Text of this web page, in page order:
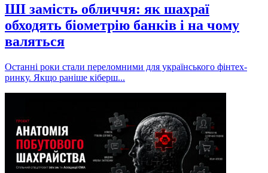
ШІ замість обличчя: як шахраї
обходять біометрію банків і на чому
валяться
Останні роки стали переломними для українського фінтех-
ринку. Якщо раніше кіберш...